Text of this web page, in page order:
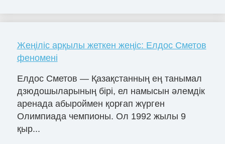
Жеңіліс арқылы жеткен жеңіс: Елдос Сметов
феномені
Елдос Сметов — Қазақстанның ең танымал
дзюдошыларының бірі, ел намысын әлемдік
аренада абыроймен қорғап жүрген
Олимпиада чемпионы. Ол 1992 жылы 9
қыр...